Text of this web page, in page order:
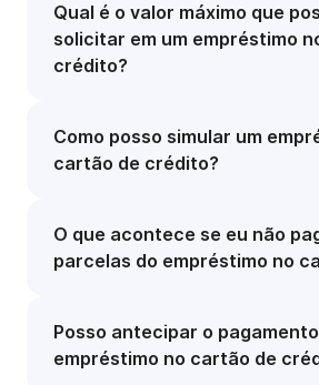
Qual é o valor máximo que
solicitar em um empréstimo
crédito?
Como posso simular um
cartão de crédito?
O que acontece se eu não
parcelas do empréstimo no
Posso antecipar o
empréstimo no cartão de